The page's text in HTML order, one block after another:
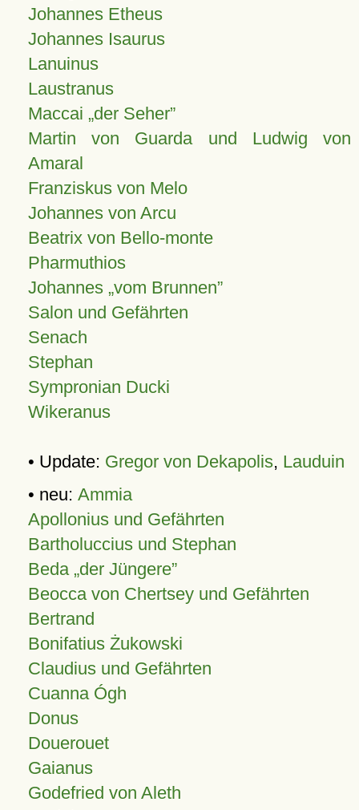
Johannes Etheus
Johannes Isaurus
Lanuinus
Laustranus
Maccai „der Seher”
Martin von Guarda und Ludwig von
Amaral
Franziskus von Melo
Johannes von Arcu
Beatrix von Bello-monte
Pharmuthios
Johannes vom Brunnen
Salon und Gefährten
Senach
Stephan
Sympronian Ducki
Wikeranus
• Update: Gregor von Dekapolis, Lauduin
• neu: Ammia
Apollonius und Gefährten
Bartholuccius und Stephan
Beda „der Jüngere”
Beocca von Chertsey und Gefährten
Bertrand
Bonifatius Żukowski
Claudius und Gefährten
Cuanna Ógh
Donus
Douerouet
Gaianus
Godefried von Aleth